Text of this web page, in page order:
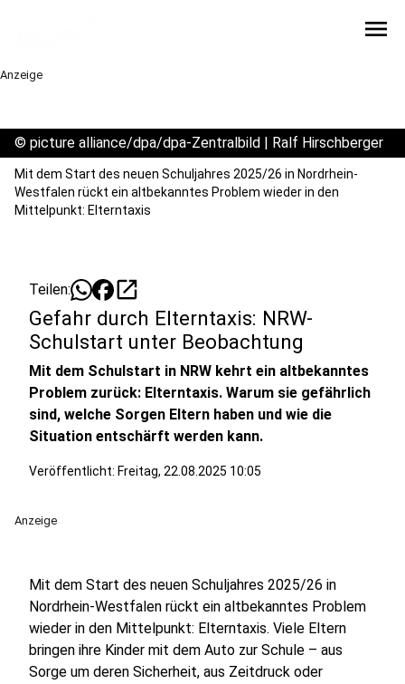
menu
Anzeige
© picture alliance/dpa/dpa-Zentralbild | Ralf Hirschberger
Mit dem Start des neuen Schuljahres 2025/26 in Nordrhein-
Westfalen rückt ein altbekanntes Problem wieder in den
Mittelpunkt: Elterntaxis
Teilen: open_in_new
Gefahr durch Elterntaxis: NRW-
Schulstart unter Beobachtung
Mit dem Schulstart in NRW kehrt ein altbekanntes
Problem zurück: Elterntaxis. Warum sie gefährlich
sind, welche Sorgen Eltern haben und wie die
Situation entschärft werden kann.
Veröffentlicht: Freitag, 22.08.2025 10:05
Anzeige
Mit dem Start des neuen Schuljahres 2025/26 in
Nordrhein-Westfalen rückt ein altbekanntes Problem
wieder in den Mittelpunkt: Elterntaxis. Viele Eltern
bringen ihre Kinder mit dem Auto zur Schule – aus
Sorge um deren Sicherheit, aus Zeitdruck oder